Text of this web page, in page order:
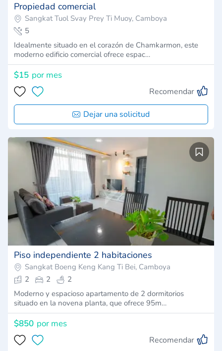
Propiedad comercial
Sangkat Tuol Svay Prey Ti Muoy, Camboya
5
Idealmente situado en el corazón de Chamkarmon, este
moderno edificio comercial ofrece espac…
$15 por mes
Recomendar
Dejar una solicitud
Piso independiente 2 habitaciones
Sangkat Boeng Keng Kang Ti Bei, Camboya
2
2
2
Moderno y espacioso apartamento de 2 dormitorios
situado en la novena planta, que ofrece 95m…
$850 por mes
Recomendar